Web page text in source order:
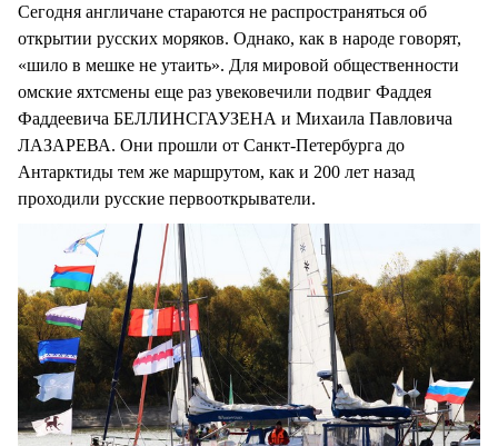
Сегодня англичане стараются не распространяться об
открытии русских моряков. Однако, как в народе говорят,
«шило в мешке не утаить». Для мировой общественности
омские яхтсмены еще раз увековечили подвиг Фаддея
Фаддеевича БЕЛЛИНСГАУЗЕНА и Михаила Павловича
ЛАЗАРЕВА. Они прошли от Санкт-Петербурга до
Антарктиды тем же маршрутом, как и 200 лет назад
проходили русские первооткрыватели.